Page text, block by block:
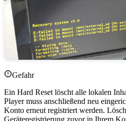
Gefahr
Ein Hard Reset löscht alle lokalen
Player muss anschließend neu
Konto erneut registriert werden.
Geräteregistrierung zuvor in Ihrem